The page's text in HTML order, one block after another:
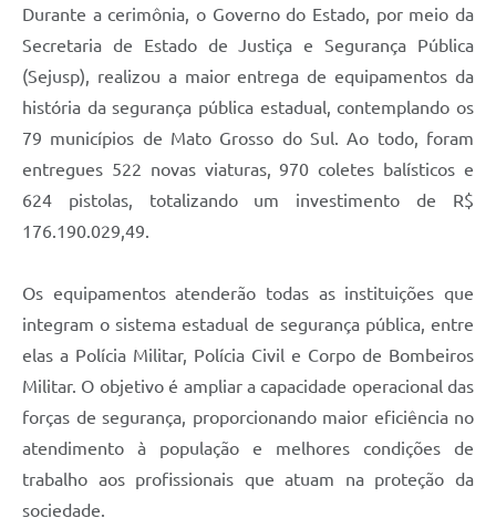
Durante a cerimônia, o Governo do Estado, por meio da
Secretaria de Estado de Justiça e Segurança Pública
(Sejusp), realizou a maior entrega de equipamentos da
história da segurança pública estadual, contemplando os
79 municípios de Mato Grosso do Sul. Ao todo, foram
entregues 522 novas viaturas, 970 coletes balísticos e
624 pistolas, totalizando um investimento de R$
176.190.029,49.
Os equipamentos atenderão todas as instituições que
integram o sistema estadual de segurança pública, entre
elas a Polícia Militar, Polícia Civil e Corpo de Bombeiros
Militar. O objetivo é ampliar a capacidade operacional das
forças de segurança, proporcionando maior eficiência no
atendimento à população e melhores condições de
trabalho aos profissionais que atuam na proteção da
sociedade.